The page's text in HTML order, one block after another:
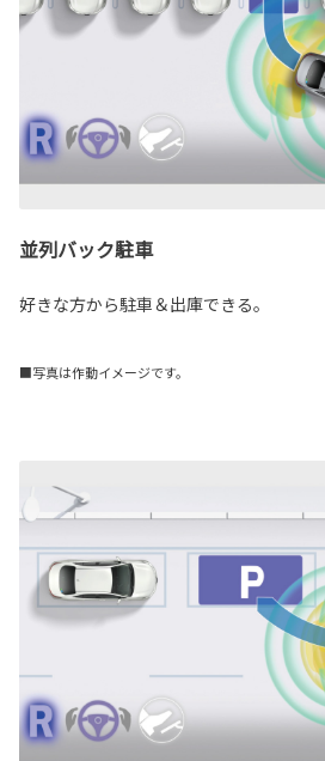
並列バック駐車
好きな方から駐車＆出庫できる。
■写真は作動イメージです。